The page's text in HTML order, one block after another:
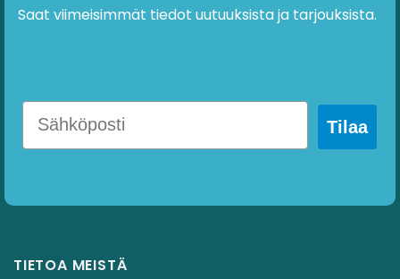
Saat viimeisimmät tiedot uutuuksista ja tarjouksista.
Tilaa
TIETOA MEISTÄ